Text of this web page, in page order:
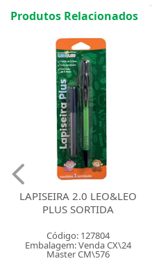
Produtos Relacionados
LAPISEIRA 2.0 LEO&LEO
PLUS SORTIDA
Código: 127804
Embalagem: Venda CX\24
Master CM\576